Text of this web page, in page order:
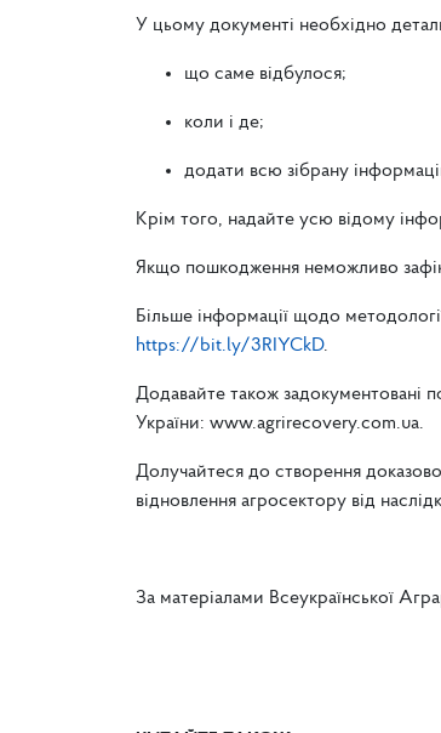
У цьому документі необхідно
що саме відбулося;
коли і де;
додати всю зібрану
Крім того, надайте усю відому
Якщо пошкодження неможливо
Більше інформації щодо
https://bit.ly/3RIYCkD.
Додавайте також задокументовані
України: www.agrirecovery.com.ua.
Долучайтеся до створення
відновлення агросектору від
За матеріалами Всеукраїнської